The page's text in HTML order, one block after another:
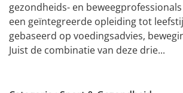
gezondheids- en
een geïntegreerde opleiding tot
gebaseerd op voedingsadvies,
Juist de combinatie van deze drie...